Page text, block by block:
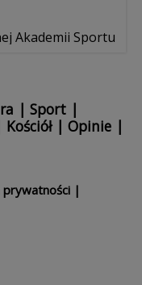
Akademii Sportu
| Sport |
Kościół| Opinie |
prywatności |